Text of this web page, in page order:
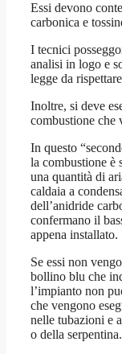
Essi devono
carbonica e
I tecnici
analisi in logo e
legge da
Inoltre, si deve
combustione che
In questo
la combustione è
una quantità di
caldaia a
dell’anidride
confermano il
appena installato.
Se essi non
bollino blu che
l’impianto non
che vengono
nelle tubazioni e
o della serpentina.